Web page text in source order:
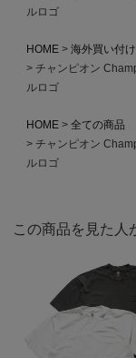
ルロゴ
HOME
海外買い付
チャンピオン
ルロゴ
HOME
全ての商品
チャンピオン
ルロゴ
この商品を見た人